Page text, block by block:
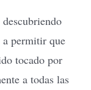
a permitir que
tocado por
a todas las